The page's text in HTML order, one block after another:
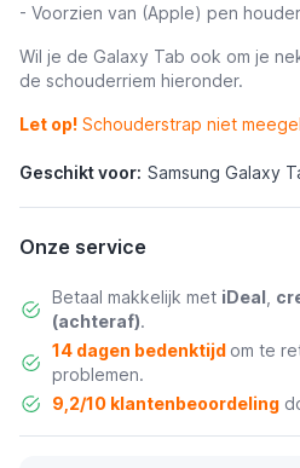
- Voorzien van (Apple) pen houder
Wil je de Galaxy Tab ook om je
de schouderriem hieronder.
Let op! Schouderstrap niet
Geschikt voor: Samsung Galaxy
Onze service
Betaal makkelijk met iDeal
(achteraf).
14 dagen bedenktijd om te
problemen.
9,2/10 klantenbeoordeling